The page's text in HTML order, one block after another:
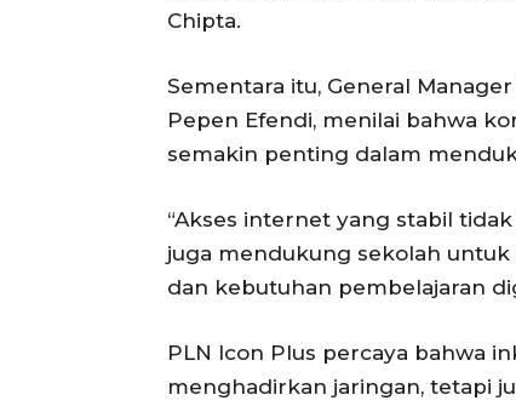
Chipta.
Sementara itu, General
Pepen Efendi, menilai bahwa
semakin penting dalam
“Akses internet yang stabil
juga mendukung sekolah
dan kebutuhan pembelajaran
PLN Icon Plus percaya bahwa
menghadirkan jaringan, tetapi